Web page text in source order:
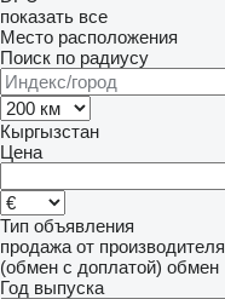
показать все
Место расположения
Поиск по радиусу
Кыргызстан
Цена
Тип объявления
продажа от производителя
(обмен с доплатой) обмен
Год выпуска